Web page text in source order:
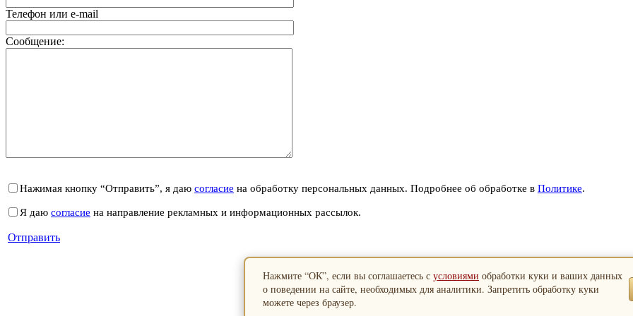
Телефон или e-mail
Сообщение:
Нажимая кнопку “Отправить”, я даю согласие на обработку персональных данных. Подробнее об обработке в Политике.
Я даю согласие на направление рекламных и информационных рассылок.
Отправить
Нажмите “ОК”, если вы соглашаетесь с условиями обработки куки и ваших данных
о поведении на сайте, необходимых для аналитики. Запретить обработку куки
можете через браузер.